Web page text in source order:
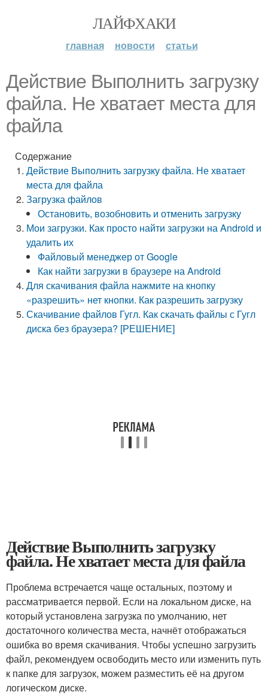
ЛАЙФХАКИ
главная новости статьи
Действие Выполнить загрузку
файла. Не хватает места для
файла
Содержание
Действие Выполнить загрузку файла. Не хватает
места для файла
Загрузка файлов
Остановить, возобновить и отменить загрузку
Мои загрузки. Как просто найти загрузки на Android и
удалить их
Файловый менеджер от Google
Как найти загрузки в браузере на Android
Для скачивания файла нажмите на кнопку
«разрешить» нет кнопки. Как разрешить загрузку
Скачивание файлов Гугл. Как скачать файлы с Гугл
диска без браузера? [РЕШЕНИЕ]
Действие Выполнить загрузку
файла. Не хватает места для файла
Проблема встречается чаще остальных, поэтому и
рассматривается первой. Если на локальном диске, на
который установлена загрузка по умолчанию, нет
достаточного количества места, начнёт отображаться
ошибка во время скачивания. Чтобы успешно загрузить
файл, рекомендуем освободить место или изменить путь
к папке для загрузок, можем разместить её на другом
логическом диске.